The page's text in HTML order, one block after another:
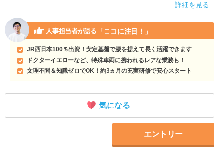
詳細を見る
人事担当者が語る 「ココに注目！」
JR西日本100％出資！安定基盤で腰を据えて長く活躍できます
ドクターイエローなど、特殊車両に携われるレアな業務も！
文理不問＆知識ゼロでOK！約3ヵ月の充実研修で安心スタート
気になる
エントリー